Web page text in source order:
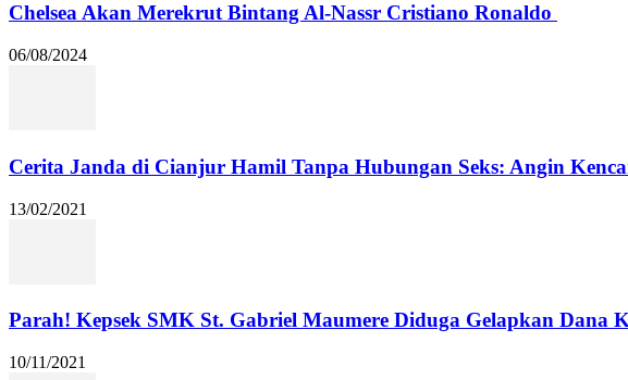
Chelsea Akan Merekrut Bintang Al-Nassr Cristiano Ronaldo
06/08/2024
Cerita Janda di Cianjur Hamil Tanpa Hubungan Seks: Angin
13/02/2021
Parah! Kepsek SMK St. Gabriel Maumere Diduga Gelapkan Dana
10/11/2021